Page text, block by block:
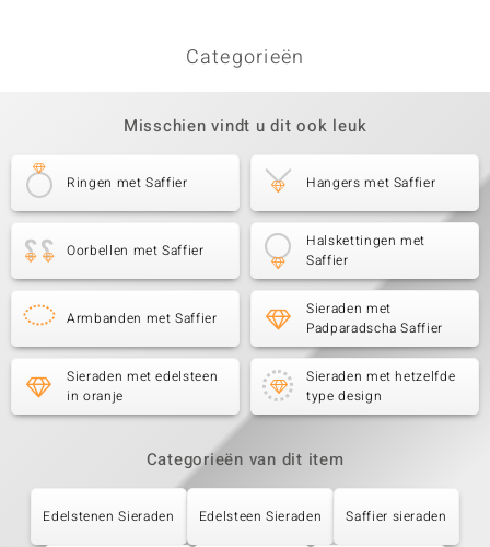
Categorieën
Misschien vindt u dit ook leuk
Ringen met Saffier Hangers met Saffier
Oorbellen met Saffier
Halskettingen met
Saffier
Armbanden met Saffier
Sieraden met
Padparadscha Saffier
Sieraden met edelsteen
in oranje
Sieraden met hetzelfde
type design
Categorieën van dit item
Edelstenen Sieraden Edelsteen Sieraden Saffier sieraden